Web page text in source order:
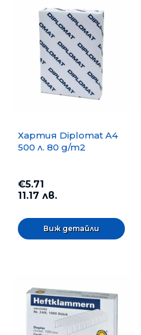
Хартия Diplomat A4
500 л. 80 g/m2
€5.71
11.17 лв.
Виж детайли